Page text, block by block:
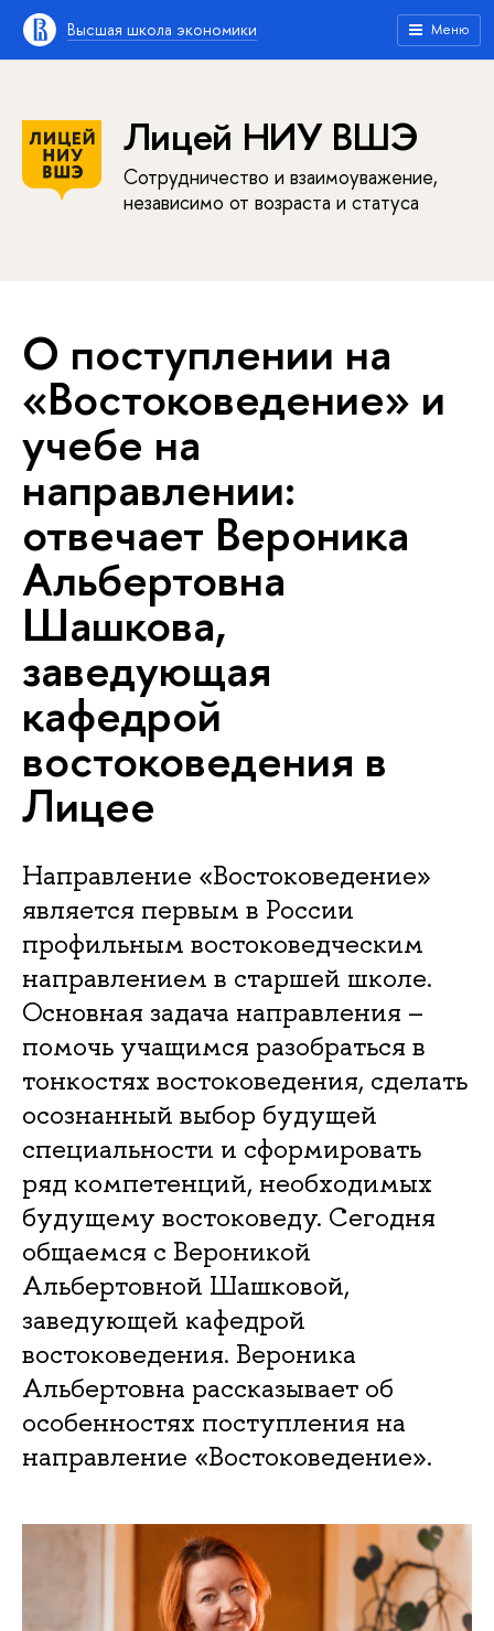
Высшая школа экономики Меню
Лицей НИУ ВШЭ
Сотрудничество и взаимоуважение,
независимо от возраста и статуса
О поступлении на
«Востоковедение» и
учебе на
направлении:
отвечает Вероника
Альбертовна
Шашкова,
заведующая
кафедрой
востоковедения в
Лицее
Направление «Востоковедение»
является первым в России
профильным востоковедческим
направлением в старшей школе.
Основная задача направления –
помочь учащимся разобраться в
тонкостях востоковедения, сделать
осознанный выбор будущей
специальности и сформировать
ряд компетенций, необходимых
будущему востоковеду. Сегодня
общаемся с Вероникой
Альбертовной Шашковой,
заведующей кафедрой
востоковедения. Вероника
Альбертовна рассказывает об
особенностях поступления на
направление «Востоковедение».